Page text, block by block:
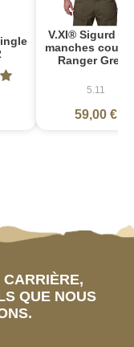
V.XI® Sigurd
manches
Ranger Green
5.11
59,00 €
QUE NOUS